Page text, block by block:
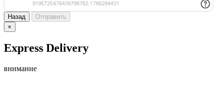
Назад
Отправить
×
Express Delivery
внимание